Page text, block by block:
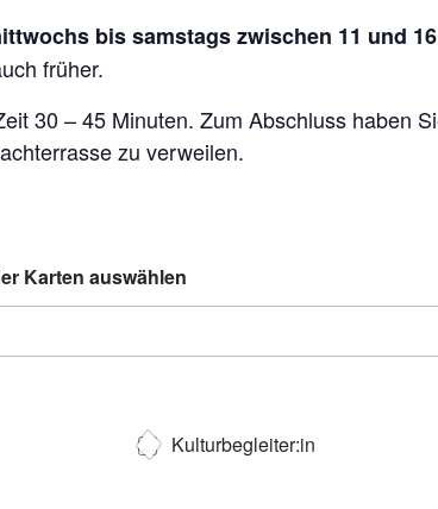
bis samstags zwischen 11 und
früher.
30 – 45 Minuten. Zum Abschluss haben
zu verweilen.
Karten auswählen
Kulturbegleiter:in